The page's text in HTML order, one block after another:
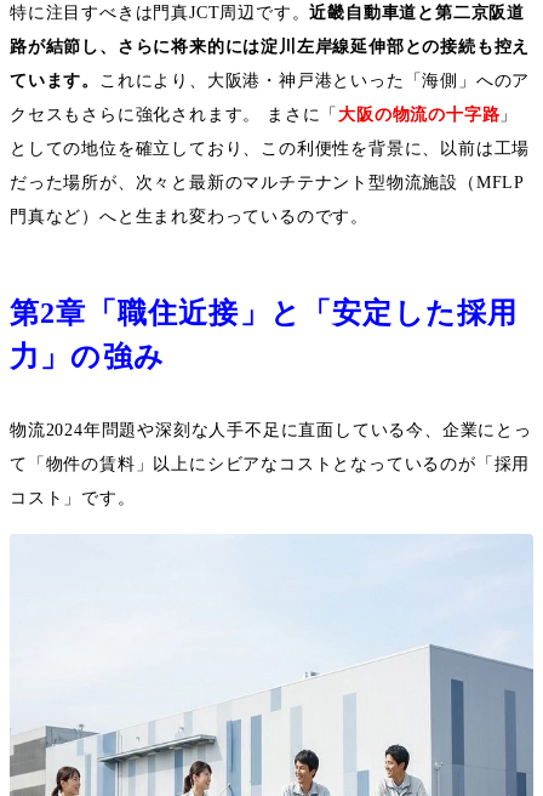
特に注目すべきは門真JCT周辺です。近畿自動車道と第二京阪道
路が結節し、さらに将来的には淀川左岸線延伸部との接続も控え
ています。 これにより、大阪港・神戸港といった「海側」へのア
クセスもさらに強化されます。 まさに「大阪の物流の十字路 」
としての地位を確立しており、この利便性を背景に、以前は工場
だった場所が、次々と最新のマルチテナント型物流施設（ MFLP
門真など）へと生まれ変わっているのです。
第2章「職住近接」と「安定した採用
力」の強み
物流2024年問題や深刻な人手不足に直面している今、企業にとっ
て「物件の賃料」以上にシビアなコストとなっているのが「採用
コスト」です。